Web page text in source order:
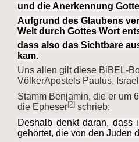
und die Anerkennung
Aufgrund des Glaubens
Welt durch Gottes Wort
dass also das Sichtbare
kam.
Uns allen gilt diese BiBEL-
VölkerApostels Paulus,
Stamm Benjamin, die er um
die Epheser[2] schrieb:
Deshalb denkt daran, dass
gehörtet, die von den Juden